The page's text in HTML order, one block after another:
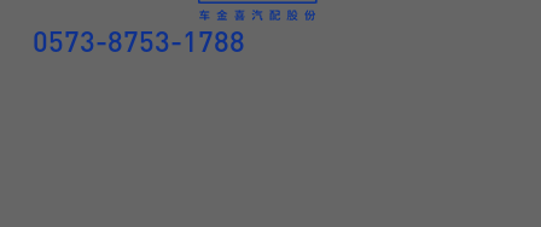
0573-8753-1788